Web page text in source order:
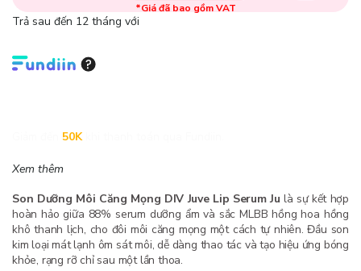
*Giá đã bao gồm VAT
Trả sau đến 12 tháng với
50K
Xem thêm
Son Dưỡng Môi Căng Mọng DIV Juve Lip Serum Ju là sự kết hợp
hoàn hảo giữa 88% serum dưỡng ẩm và sắc MLBB hồng hoa hồng
khô thanh lịch, cho đôi môi căng mọng một cách tự nhiên. Đầu son
kim loại mát lạnh ôm sát môi, dễ dàng thao tác và tạo hiệu ứng bóng
khỏe, rạng rỡ chỉ sau một lần thoa.